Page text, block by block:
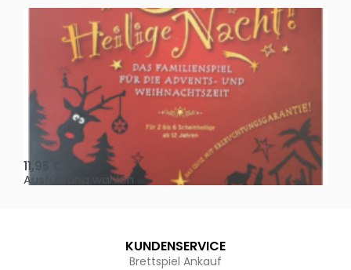
Oh, heilige Nacht!
11,95
Ausführung wählen
KUNDENSERVICE
Brettspiel Ankauf